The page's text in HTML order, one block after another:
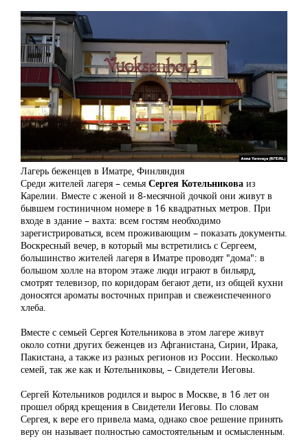
Лагерь беженцев в Иматре, Финляндия
Среди жителей лагеря – семья Сергея Котельникова из
Карелии. Вместе с женой и 8-месячной дочкой они живут в
бывшем гостиничном номере в 16 квадратных метров. При
входе в здание – вахта: всем гостям необходимо
зарегистрироваться, всем проживающим – показать документы.
Воскресный вечер, в который мы встретились с Сергеем,
большинство жителей лагеря в Иматре проводят "дома": в
большом холле на втором этаже люди играют в бильярд,
смотрят телевизор, по коридорам бегают дети, из общей кухни
доносятся ароматы восточных приправ и свежеиспеченного
хлеба.
Вместе с семьей Сергея Котельникова в этом лагере живут
около сотни других беженцев из Афганистана, Сирии, Ирака,
Пакистана, а также из разных регионов из России. Несколько
семей, так же как и Котельниковы, – Свидетели Иеговы.
Сергей Котельников родился и вырос в Москве, в 16 лет он
прошел обряд крещения в Свидетели Иеговы. По словам
Сергея, к вере его привела мама, однако свое решение принять
веру он называет полностью самостоятельным и осмысленным.